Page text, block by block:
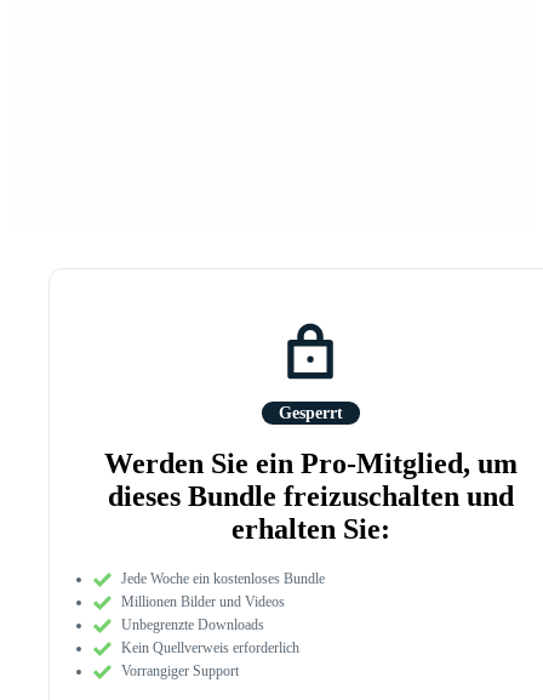
Gesperrt
Werden Sie ein Pro-Mitglied, um
dieses Bundle freizuschalten und
erhalten Sie:
Jede Woche ein kostenloses Bundle
Millionen Bilder und Videos
Unbegrenzte Downloads
Kein Quellverweis erforderlich
Vorrangiger Support